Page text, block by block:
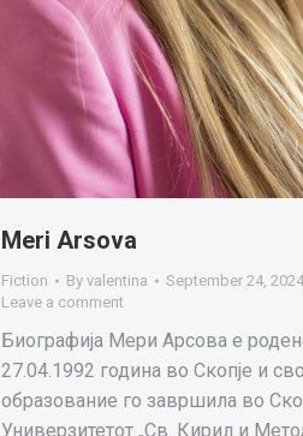
Meri Arsova
Fiction By valentina
September 24, 2024
Leave a comment
Биографија Мери Арсова е
27.04.1992 година во Скопје и
образование го завршила во
Универзитетот „Св. Кирил и